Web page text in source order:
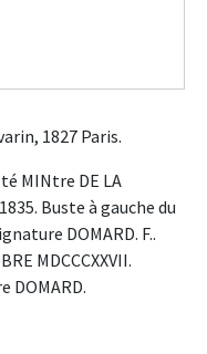
1827 Paris.
MINtre DE LA
Buste à gauche du
DOMARD. F..
MDCCCXXVII.
DOMARD.